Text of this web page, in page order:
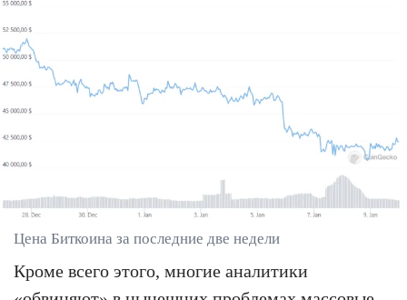
Цена Биткоина за последние две недели
Кроме всего этого, многие аналитики